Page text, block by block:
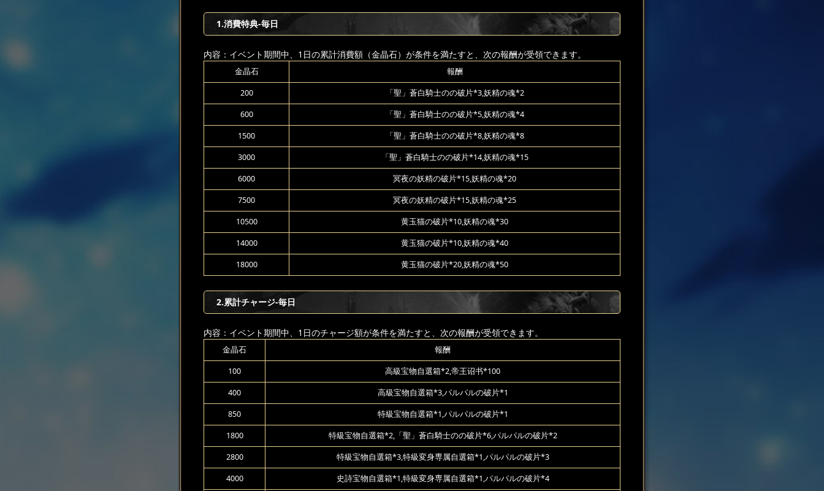
1.消費特典-毎日
内容：イベント期間中、1日の累計消費額（金晶石）が条件を満たすと、次の報酬が受領できます。
金晶石 報酬
200 「聖」蒼白騎士のの破片*3,妖精の魂*2
600 「聖」蒼白騎士のの破片*5,妖精の魂*4
1500 「聖」蒼白騎士のの破片*8,妖精の魂*8
3000 「聖」蒼白騎士のの破片*14,妖精の魂*15
6000 冥夜の妖精の破片*15,妖精の魂*20
7500 冥夜の妖精の破片*15,妖精の魂*25
10500 黄玉猫の破片*10,妖精の魂*30
14000 黄玉猫の破片*10,妖精の魂*40
18000 黄玉猫の破片*20,妖精の魂*50
2.累計チャージ-毎日
内容：イベント期間中、1日のチャージ額が条件を満たすと、次の報酬が受領できます。
金晶石 報酬
100 高級宝物自選箱*2,帝王诏书*100
400 高級宝物自選箱*3,パルパルの破片*1
850 特級宝物自選箱*1,パルパルの破片*1
1800 特級宝物自選箱*2,「聖」蒼白騎士のの破片*6,パルパルの破片*2
2800 特級宝物自選箱*3,特級変身専属自選箱*1,パルパルの破片*3
4000 史詩宝物自選箱*1,特級変身専属自選箱*1,パルパルの破片*4